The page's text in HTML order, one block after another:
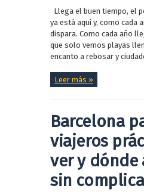
Llega el buen tiempo, el
ya está aquí y, como cada
dispara. Como cada año
que solo vemos playas
encanto a rebosar y
Leer más »
Barcelona
viajeros
ver y dónde
sin